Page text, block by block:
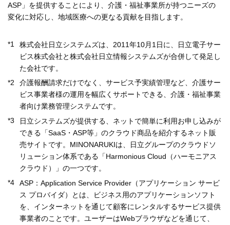
ASP」を提供することにより、介護・福祉事業所が持つニーズの
変化に対応し、地域医療への更なる貢献を目指します。
*1
株式会社日立システムズは、2011年10月1日に、日立電子サー
ビス株式会社と株式会社日立情報システムズが合併して発足し
た会社です。
*2
介護報酬請求だけでなく、サービス予実績管理など、介護サー
ビス事業者様の運用を幅広くサポートできる、介護・福祉事業
者向け業務管理システムです。
*3
日立システムズが提供する、ネットで簡単に利用お申し込みが
できる「SaaS・ASP等」のクラウド商品を紹介するネット販
売サイトです。MINONARUKIは、日立グループのクラウドソ
リューション体系である「Harmonious Cloud（ハーモニアス
クラウド）」の一つです。
*4
ASP：Application Service Provider（アプリケーション サービ
ス プロバイダ）とは、ビジネス用のアプリケーションソフト
を、インターネットを通じて顧客にレンタルするサービス提供
事業者のことです。ユーザーはWebブラウザなどを通じて、